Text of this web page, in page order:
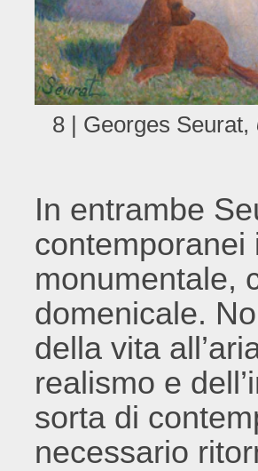
8 | Georges Seurat,
In entrambe
contemporanei
monumentale,
domenicale.
della vita
realismo e
sorta di
necessario